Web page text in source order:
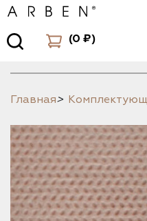
(0 ₽)
Главная>